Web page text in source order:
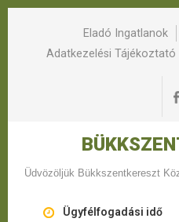
Eladó Ingatlanok
Adatkezelési Tájékoztató
Üdvözöljük Bükkszentkereszt
Ügyfélfogadási idő